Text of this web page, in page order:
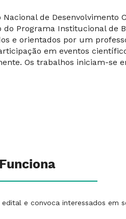
de Desenvolvimento
Programa Institucional de
e orientados por um
em eventos
Os trabalhos iniciam-se
e convoca interessados em